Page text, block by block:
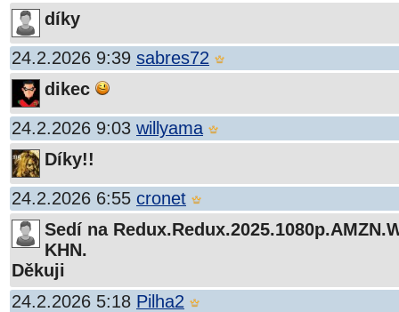
díky
24.2.2026 9:39 sabres72
dikec
24.2.2026 9:03 willyama
Díky!!
24.2.2026 6:55 cronet
Sedí na
KHN.
Děkuji
24.2.2026 5:18 Pilha2